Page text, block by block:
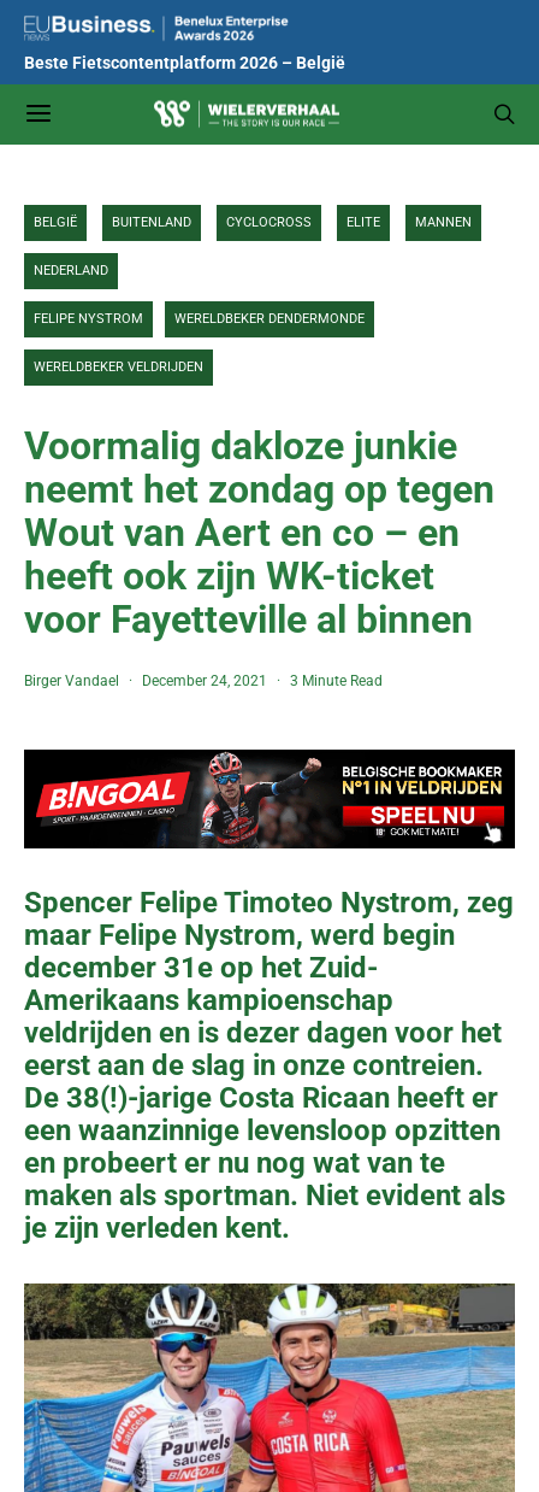
Beste Fietscontentplatform 2026 – België
BELGIË BUITENLAND CYCLOCROSS ELITE MANNEN
NEDERLAND
FELIPE NYSTROM WERELDBEKER DENDERMONDE
WERELDBEKER VELDRIJDEN
Voormalig dakloze junkie
neemt het zondag op tegen
Wout van Aert en co – en
heeft ook zijn WK-ticket
voor Fayetteville al binnen
Birger Vandael December 24, 2021 3 Minute Read
Spencer Felipe Timoteo Nystrom, zeg
maar Felipe Nystrom, werd begin
december 31e op het Zuid-
Amerikaans kampioenschap
veldrijden en is dezer dagen voor het
eerst aan de slag in onze contreien.
De 38(!)-jarige Costa Ricaan heeft er
een waanzinnige levensloop opzitten
en probeert er nu nog wat van te
maken als sportman. Niet evident als
je zijn verleden kent.